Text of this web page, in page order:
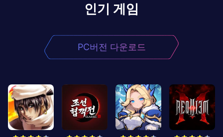
인기 게임
PC버전 다운로드